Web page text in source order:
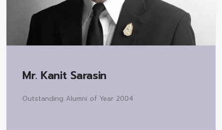
Mr. Kanit Sarasin
Outstanding Alumni of Year 2004